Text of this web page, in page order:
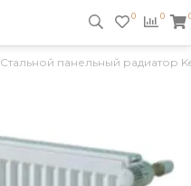
0 0
Стальной панельный радиатор